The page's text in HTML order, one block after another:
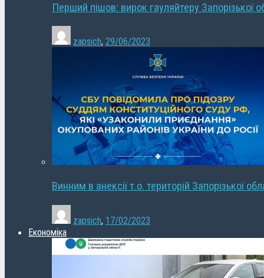
Перший пішов: вирок гауляйтеру Запорізької
zapsich, 29/06/2023
Винним в анексії т.о. територій Запорізької
zapsich, 17/02/2023
Економіка